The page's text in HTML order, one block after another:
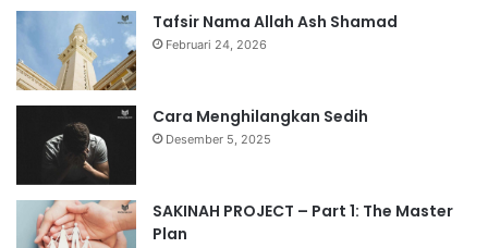
Tafsir Nama Allah Ash Shamad
Februari 24, 2026
Cara Menghilangkan Sedih
Desember 5, 2025
SAKINAH PROJECT – Part 1: The Master
Plan